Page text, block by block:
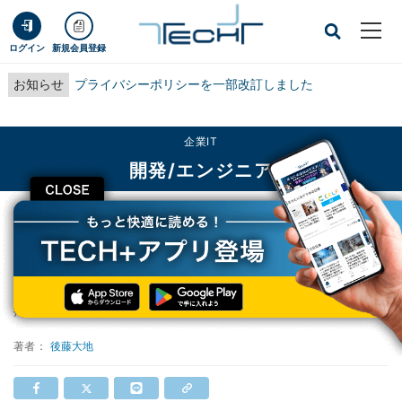
ログイン 新規会員登録
お知らせ プライバシーポリシーを一部改訂しました
CLOSE
企業IT
開発/エンジニア
TECH+ 企業IT 開発/エンジニア Java SE 7登場
Java SE 7登場
掲載日 2011/07/29 20:10
著者： 後藤大地